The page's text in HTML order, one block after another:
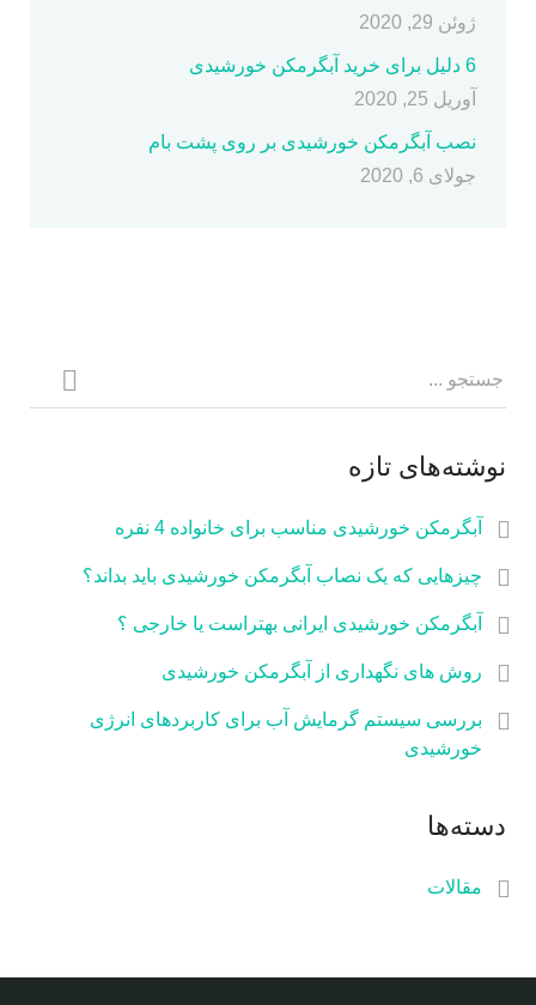
ژوئن 29, 2020
6 دلیل برای خرید آبگرمکن خورشیدی
آوریل 25, 2020
نصب آبگرمکن خورشیدی بر روی پشت بام
جولای 6, 2020
نوشته‌های تازه
آبگرمکن خورشیدی مناسب برای خانواده 4 نفره
چیزهایی که یک نصاب آبگرمکن خورشیدی باید بداند؟
آبگرمکن خورشیدی ایرانی بهتراست یا خارجی ؟
روش های نگهداری از آبگرمکن خورشیدی
بررسی سیستم گرمایش آب برای کاربردهای انرژی
خورشیدی
دسته‌ها
مقالات